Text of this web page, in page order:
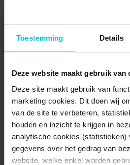
Toestemming Details
Deze website maakt gebruik van
Deze site maakt gebruik van
marketing cookies. Dit doen wij
van de site te verbeteren,
houden en inzicht te krijgen in
analytische cookies (statistieken)
gegevens over het gedrag van
website, welke enkel worden
Vesting
De stadswandeling Schoonhoven
tussen theater en historie. Dit prachtige
staat bol van sagen en legenden. Stap
de heks, de kapitein en de heilige. Een
vertelvoorstelling voor iedereen. Zo
beleefd.
Delen: